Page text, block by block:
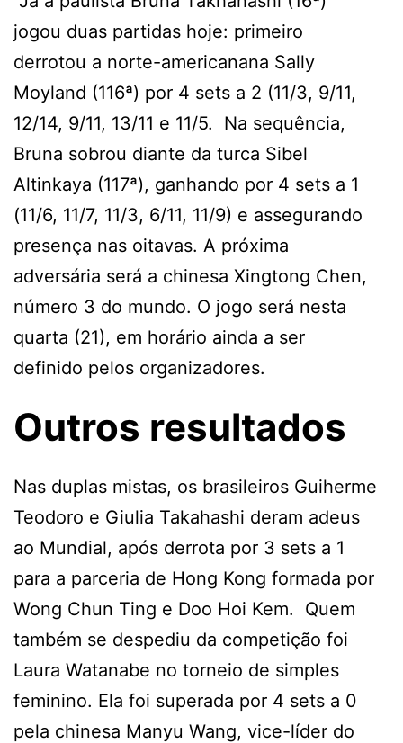
jogou duas partidas hoje: primeiro
derrotou a norte-americanana Sally
Moyland (116ª) por 4 sets a 2 (11/3, 9/11,
12/14, 9/11, 13/11 e 11/5. Na sequência,
Bruna sobrou diante da turca Sibel
Altinkaya (117ª), ganhando por 4 sets a 1
(11/6, 11/7, 11/3, 6/11, 11/9) e assegurando
presença nas oitavas. A próxima
adversária será a chinesa Xingtong Chen,
número 3 do mundo. O jogo será nesta
quarta (21), em horário ainda a ser
definido pelos organizadores.
Outros resultados
Nas duplas mistas, os brasileiros Guiherme
Teodoro e Giulia Takahashi deram adeus
ao Mundial, após derrota por 3 sets a 1
para a parceria de Hong Kong formada por
Wong Chun Ting e Doo Hoi Kem. Quem
também se despediu da competição foi
Laura Watanabe no torneio de simples
feminino. Ela foi superada por 4 sets a 0
pela chinesa Manyu Wang, vice-líder do